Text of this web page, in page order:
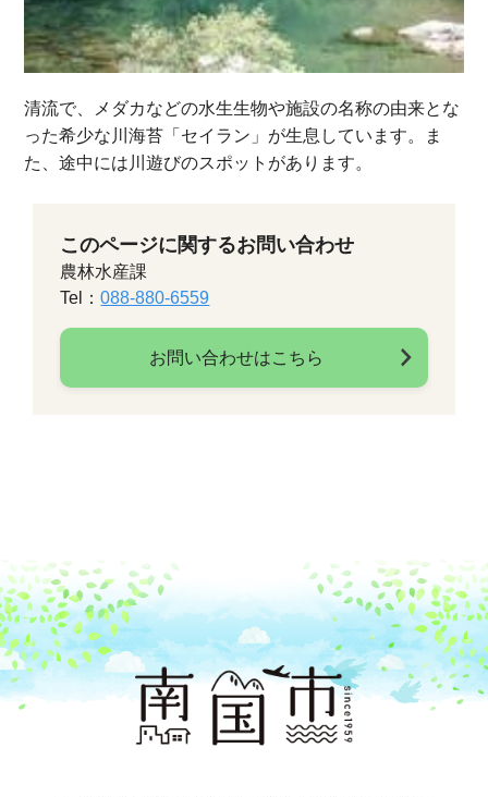
清流で、メダカなどの水生生物や施設の名称の由来とな
った希少な川海苔「セイラン」が生息しています。ま
た、途中には川遊びのスポットがあります。
このページに関するお問い合わせ
農林水産課
Tel：088-880-6559
お問い合わせはこちら